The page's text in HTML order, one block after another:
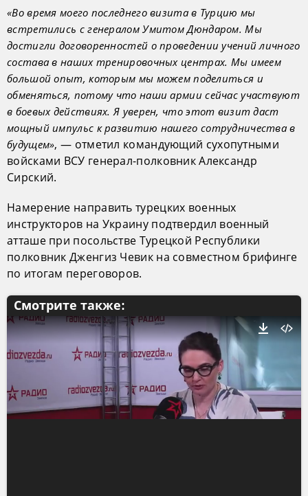
«Во время моего последнего визита в Турцию мы
встретились с генералом Умитом Дюндаром. Мы
достигли договоренностей о проведении учений личного
состава в наших тренировочных центрах. Мы имеем
большой опыт, которым мы можем поделиться и
обменяться, потому что наши армии сейчас участвуют
в боевых действиях. Я уверен, что этот визит даст
мощный импульс к развитию нашего сотрудничества в
будущем», — отметил командующий сухопутными
войсками ВСУ генерал-полковник Александр
Сирский.
Намерение направить турецких военных
инструкторов на Украину подтвердил военный
атташе при посольстве Турецкой Республики
полковник Дженгиз Чевик на совместном брифинге
по итогам переговоров.
Смотрите также: